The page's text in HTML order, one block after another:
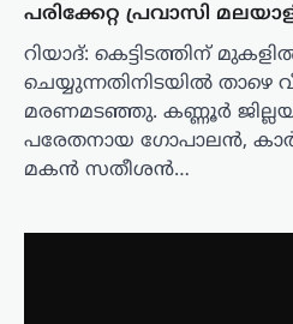
പരിക്കേറ്റ പ്രവാസി
റിയാദ്: കെട്ടിടത്തിന്
ചെയ്യുന്നതിനിടയിൽ താഴെ
മരണമടഞ്ഞു. കണ്ണൂർ
പരേതനായ ഗോപാലൻ,
മകൻ സതീശൻ…